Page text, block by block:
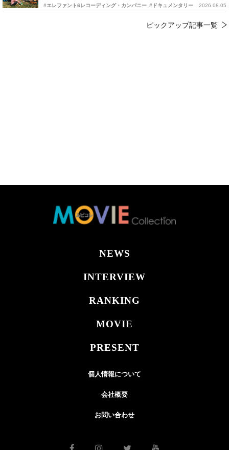
#エレファント6レコーディング・カンパニー #ドキュメンタリー 2026.08.05
ピックアップ記事一覧
NEWS
INTERVIEW
RANKING
MOVIE
PRESENT
個人情報について
会社概要
お問い合わせ